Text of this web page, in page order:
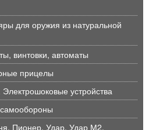
для оружия из натуральной
винтовки, автоматы
прицелы
устройства
Пионер, Удар, Удар М2,